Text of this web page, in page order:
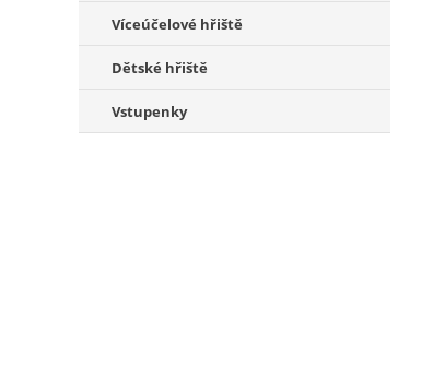
Víceúčelové hřiště
Dětské hřiště
Vstupenky